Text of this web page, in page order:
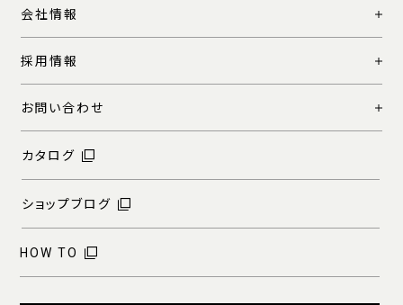
会社情報
採用情報
お問い合わせ
カタログ
ショップブログ
HOW TO